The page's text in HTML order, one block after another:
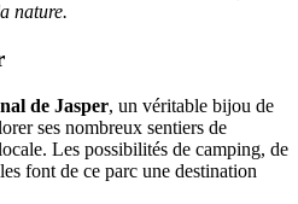
nature.
de Jasper, un véritable bijou de
ses nombreux sentiers de
Les possibilités de camping, de
font de ce parc une destination